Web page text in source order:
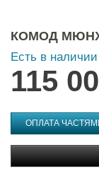
КОМОД
Есть в наличии
115
ОПЛАТА